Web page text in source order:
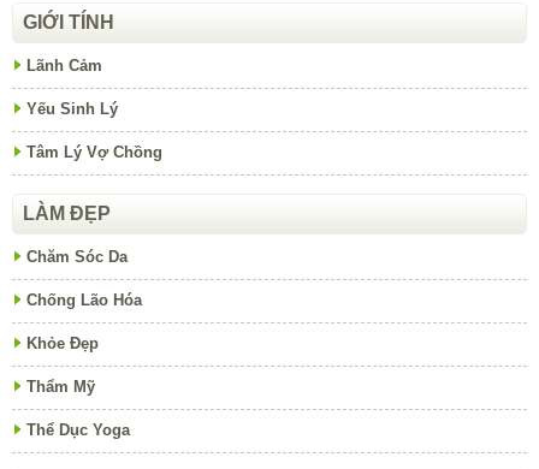
GIỚI TÍNH
Lãnh Cảm
Yếu Sinh Lý
Tâm Lý Vợ Chồng
LÀM ĐẸP
Chăm Sóc Da
Chống Lão Hóa
Khỏe Đẹp
Thẩm Mỹ
Thể Dục Yoga